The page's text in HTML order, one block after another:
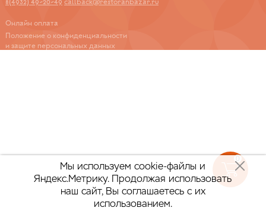
8(4932) 49-20-49 callback@restoranbazar.ru
Онлайн оплата
Положение о конфиденциальности
и защите персональных данных
Мы используем cookie-файлы и
Яндекс.Метрику.
Продолжая использовать
наш сайт, Вы соглашаетесь с их
использованием.